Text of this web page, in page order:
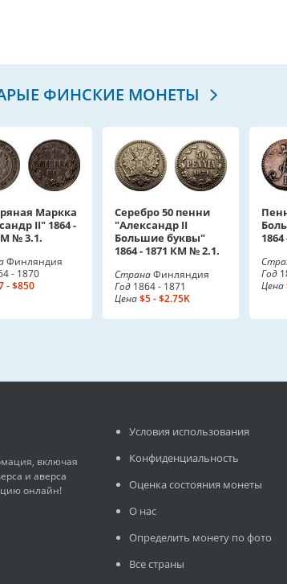
ФИНСКИЕ МОНЕТЫ
Маркка
II" 1864 -
№ 3.1.
Финляндия
- 1870
- $850
Серебро 50 пенни
"Александр II
Большие буквы"
1864 - 1871 КМ № 2.1.
СтранаФинляндия
Год 1864 - 1871
Цена$5 - $2.75K
Год
Цена
включая
и аверса
онлайн!
Условия использования
Конфиденциальность
Оценка состояния монеты
О нас
Определить монету по фото
Все страны